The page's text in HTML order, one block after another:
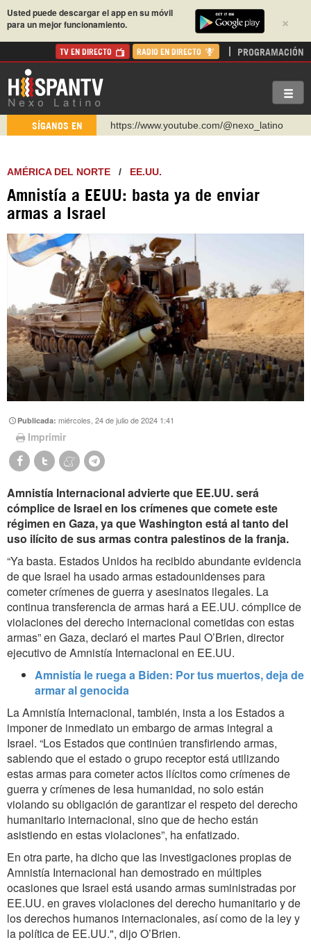
×
Usted puede descargar el app en su móvil
para un mejor funcionamiento.
TV EN DIRECTO RADIO EN DIRECTO PROGRAMACIÓN
SÍGANOS EN
https://www.youtube.com/@nexo_latino
https://t.me/hispantvcanal
https://urmedium.com/c/hispantv
https://www.facebook.com/Nexolatino.Canal
AMÉRICA DEL NORTE / EE.UU.
Amnistía a EEUU: basta ya de enviar
armas a Israel
Publicada:miércoles, 24 de julio de 2024 1:41
Imprimir
Amnistía Internacional advierte que EE.UU. será
cómplice de Israel en los crímenes que comete este
régimen en Gaza, ya que Washington está al tanto del
uso ilícito de sus armas contra palestinos de la franja.
“Ya basta. Estados Unidos ha recibido abundante evidencia
de que Israel ha usado armas estadounidenses para
cometer crímenes de guerra y asesinatos ilegales. La
continua transferencia de armas hará a EE.UU. cómplice de
violaciones del derecho internacional cometidas con estas
armas” en Gaza, declaró el martes Paul O’Brien, director
ejecutivo de Amnistía Internacional en EE.UU.
Amnistía le ruega a Biden: Por tus muertos, deja de
armar al genocida
La Amnistía Internacional, también, insta a los Estados a
imponer de inmediato un embargo de armas integral a
Israel. “Los Estados que continúen transfiriendo armas,
sabiendo que el estado o grupo receptor está utilizando
estas armas para cometer actos ilícitos como crímenes de
guerra y crímenes de lesa humanidad, no solo están
violando su obligación de garantizar el respeto del derecho
humanitario internacional, sino que de hecho están
asistiendo en estas violaciones”, ha enfatizado.
En otra parte, ha dicho que las investigaciones propias de
Amnistía Internacional han demostrado en múltiples
ocasiones que Israel está usando armas suministradas por
EE.UU. en graves violaciones del derecho humanitario y de
los derechos humanos internacionales, así como de la ley y
la política de EE.UU.", dijo O’Brien.